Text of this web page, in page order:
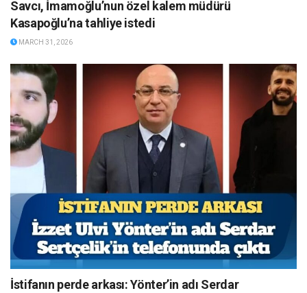
Savcı, İmamoğlu’nun özel kalem müdürü
Kasapoğlu’na tahliye istedi
MARCH 31, 2026
İstifanın perde arkası: Yönter’in adı Serdar